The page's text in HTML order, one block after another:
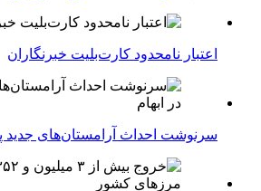
اعتبار نامحدود کارت‌بلیت خبرنگاران
سرنوشت احداث آرامستان‌های جدید